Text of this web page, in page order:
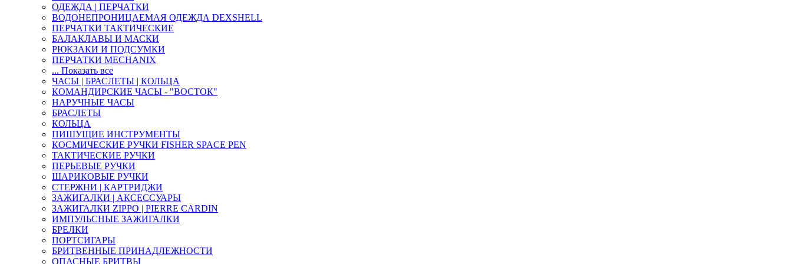
ОДЕЖДА | ПЕРЧАТКИ
ВОДОНЕПРОНИЦАЕМАЯ ОДЕЖДА DEXSHELL
ПЕРЧАТКИ ТАКТИЧЕСКИЕ
БАЛАКЛАВЫ И МАСКИ
РЮКЗАКИ И ПОДСУМКИ
ПЕРЧАТКИ MECHANIX
... Показать все
ЧАСЫ | БРАСЛЕТЫ | КОЛЬЦА
КОМАНДИРСКИЕ ЧАСЫ - "ВОСТОК"
НАРУЧНЫЕ ЧАСЫ
БРАСЛЕТЫ
КОЛЬЦА
ПИШУЩИЕ ИНСТРУМЕНТЫ
КОСМИЧЕСКИЕ РУЧКИ FISHER SPACE PEN
ТАКТИЧЕСКИЕ РУЧКИ
ПЕРЬЕВЫЕ РУЧКИ
ШАРИКОВЫЕ РУЧКИ
СТЕРЖНИ | КАРТРИДЖИ
ЗАЖИГАЛКИ | АКСЕССУАРЫ
ЗАЖИГАЛКИ ZIPPO | PIERRE CARDIN
ИМПУЛЬСНЫЕ ЗАЖИГАЛКИ
БРЕЛКИ
ПОРТСИГАРЫ
БРИТВЕННЫЕ ПРИНАДЛЕЖНОСТИ
ОПАСНЫЕ БРИТВЫ